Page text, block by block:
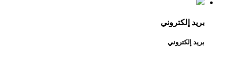
بريد إلكتروني
بريد إلكتروني